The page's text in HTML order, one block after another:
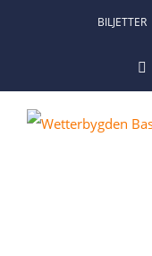
BILJETTER